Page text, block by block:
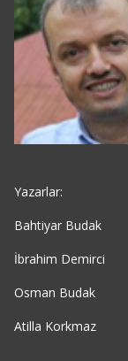
Yazarlar:
Bahtiyar Budak
İbrahim Demirci
Osman Budak
Atilla Korkmaz